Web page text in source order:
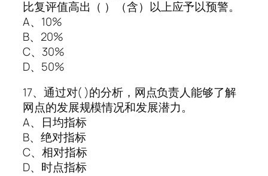
比复评值高出（ ）（含）以上应予以预警。
A、10%
B、20%
C、30%
D、50%
17、通过对( )的分析，网点负责人能够了解
网点的发展规模情况和发展潜力。
A、日均指标
B、绝对指标
C、相对指标
D、时点指标